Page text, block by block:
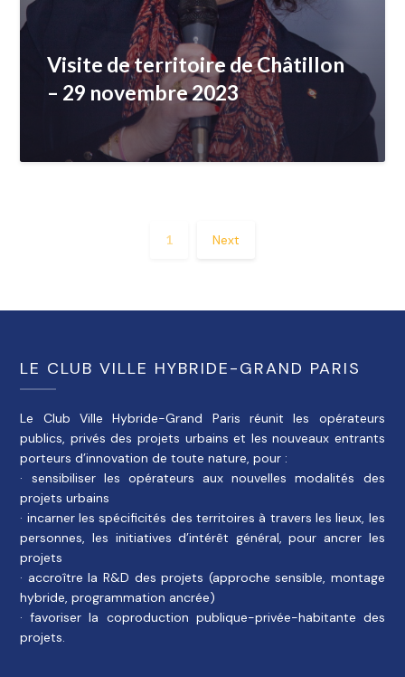
Visite de territoire de Châtillon
– 29 novembre 2023
1 Next
LE CLUB VILLE HYBRIDE-GRAND PARIS
Le Club Ville Hybride-Grand Paris réunit les opérateurs
publics, privés des projets urbains et les nouveaux entrants
porteurs d’innovation de toute nature, pour :
· sensibiliser les opérateurs aux nouvelles modalités des
projets urbains
· incarner les spécificités des territoires à travers les lieux, les
personnes, les initiatives d’intérêt général, pour ancrer les
projets
· accroître la R&D des projets (approche sensible, montage
hybride, programmation ancrée)
· favoriser la coproduction publique-privée-habitante des
projets.